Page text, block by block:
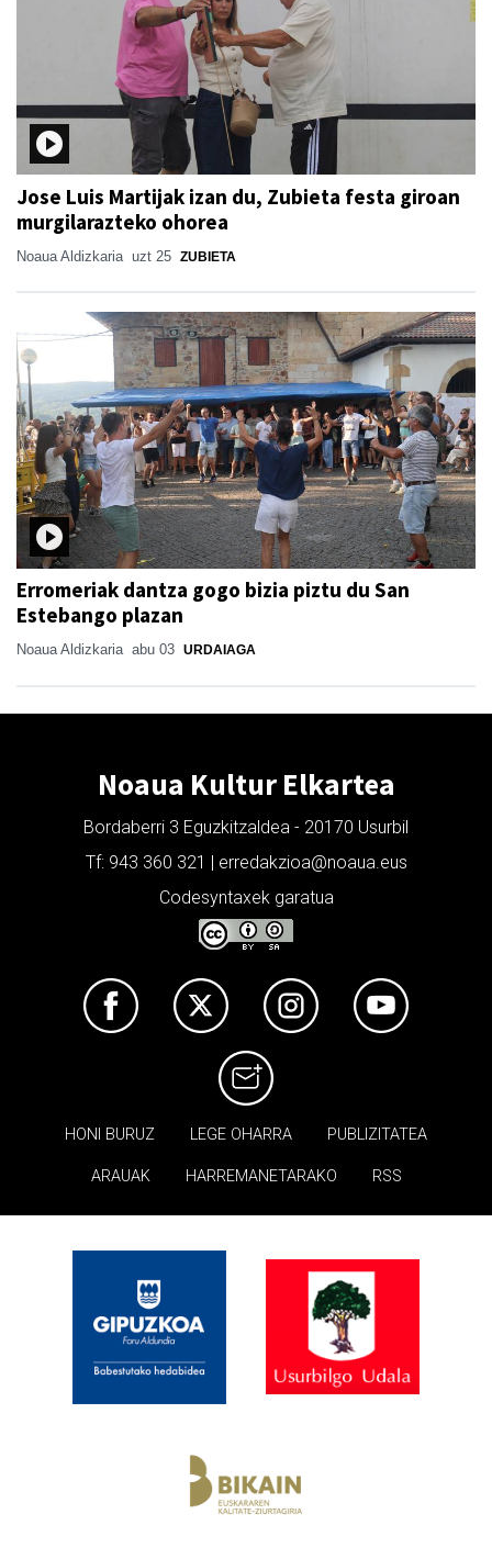
Jose Luis Martijak izan du, Zubieta festa giroan
murgilarazteko ohorea
Noaua Aldizkaria uzt 25 ZUBIETA
Erromeriak dantza gogo bizia piztu du San
Estebango plazan
Noaua Aldizkaria abu 03 URDAIAGA
Noaua Kultur Elkartea
Bordaberri 3 Eguzkitzaldea - 20170 Usurbil
Tf: 943 360 321 | erredakzioa@noaua.eus
Codesyntaxek garatua
HONI BURUZ LEGE OHARRA PUBLIZITATEA
ARAUAK HARREMANETARAKO RSS